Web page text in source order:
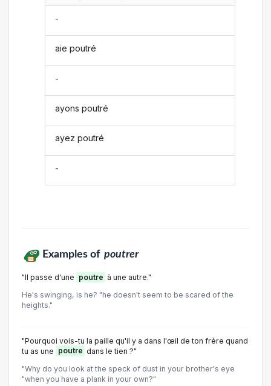
-
aie poutré
-
ayons poutré
ayez poutré
-
Examples of poutrer
"Il passe d'une poutre à une autre."
He's swinging, is he? "he doesn't seem to be scared of the
heights."
"Pourquoi vois-tu la paille qu'il y a dans l'œil de ton frère quand
tu as une poutre dans le tien ?"
"Why do you look at the speck of dust in your brother's eye
"when you have a plank in your own?"